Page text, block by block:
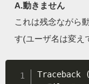
A.動きません
これは残念ながら
す(ユーザ名は変え
Traceback